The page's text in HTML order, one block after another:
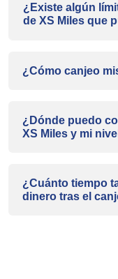
¿Existe algún
de XS Miles que
¿Cómo canjeo
¿Dónde puedo
XS Miles y mi
¿Cuánto tiempo
dinero tras el